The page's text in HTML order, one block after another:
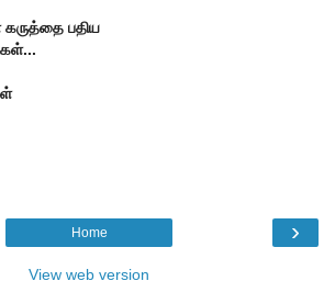
கருத்தை பதிய
›
Home
View web version